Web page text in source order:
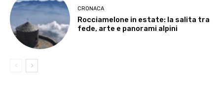
CRONACA
Rocciamelone in estate: la salita tra
fede, arte e panorami alpini